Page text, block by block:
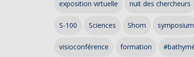
exposition virtuelle nuit des chercheurs
S-100 Sciences Shom symposium
visioconférence formation